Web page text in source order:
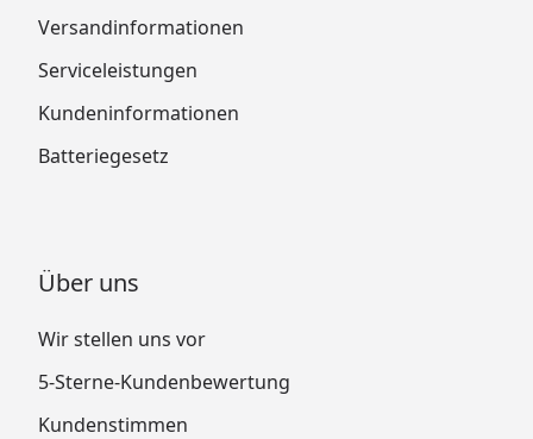
Versandinformationen
Serviceleistungen
Kundeninformationen
Batteriegesetz
Über uns
Wir stellen uns vor
5-Sterne-Kundenbewertung
Kundenstimmen